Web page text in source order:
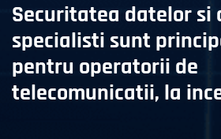
Securitatea datelor si
specialisti sunt
pentru operatorii de
telecomunicatii, la